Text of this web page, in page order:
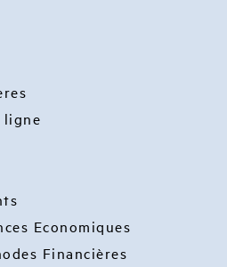
ligne
Economiques
Financières